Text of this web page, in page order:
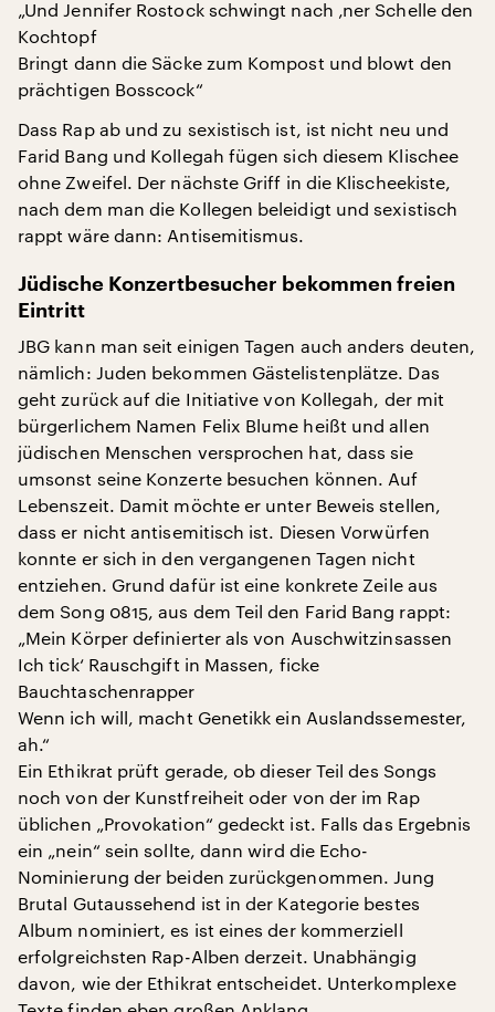
„Und Jennifer Rostock schwingt nach ‚ner Schelle den
Kochtopf
Bringt dann die Säcke zum Kompost und blowt den
prächtigen Bosscock“
Dass Rap ab und zu sexistisch ist, ist nicht neu und
Farid Bang und Kollegah fügen sich diesem Klischee
ohne Zweifel. Der nächste Griff in die Klischeekiste,
nach dem man die Kollegen beleidigt und sexistisch
rappt wäre dann: Antisemitismus.
Jüdische Konzertbesucher bekommen freien
Eintritt
JBG kann man seit einigen Tagen auch anders deuten,
nämlich: Juden bekommen Gästelistenplätze. Das
geht zurück auf die Initiative von Kollegah, der mit
bürgerlichem Namen Felix Blume heißt und allen
jüdischen Menschen versprochen hat, dass sie
umsonst seine Konzerte besuchen können. Auf
Lebenszeit. Damit möchte er unter Beweis stellen,
dass er nicht antisemitisch ist. Diesen Vorwürfen
konnte er sich in den vergangenen Tagen nicht
entziehen. Grund dafür ist eine konkrete Zeile aus
dem Song 0815, aus dem Teil den Farid Bang rappt:
„Mein Körper definierter als von Auschwitzinsassen
Ich tick‘ Rauschgift in Massen, ficke
Bauchtaschenrapper
Wenn ich will, macht Genetikk ein Auslandssemester,
ah.“
Ein Ethikrat prüft gerade, ob dieser Teil des Songs
noch von der Kunstfreiheit oder von der im Rap
üblichen „Provokation“ gedeckt ist. Falls das Ergebnis
ein „nein“ sein sollte, dann wird die Echo-
Nominierung der beiden zurückgenommen. Jung
Brutal Gutaussehend ist in der Kategorie bestes
Album nominiert, es ist eines der kommerziell
erfolgreichsten Rap-Alben derzeit. Unabhängig
davon, wie der Ethikrat entscheidet. Unterkomplexe